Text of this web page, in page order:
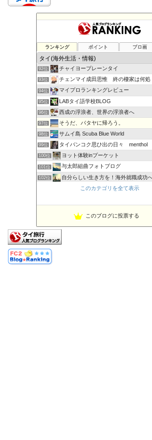
ランキング ポイント ブロ画
90位 バンコクのローカルエリア情報、サパーン
91位 30代後半夫婦のタイ移住ダラダラ日記
92位 チャイヨープレーンタイ
93位 チェンマイ成田思惟 終の棲家は何処
94位 マイプロランキングレビュー
95位 LABタイ語学校BLOG
96位 西成の浮浪者、世界の浮浪者へ
97位 そうだ、パタヤに帰ろう。
98位 サムイ島 Scuba Blue World
99位 タイバンコク思ひ出の日々 menthol
100位 ヨット体験inプーケット
101位 与太郎組曲フォトブログ
102位 自分らしい生き方を！海外就職成功
タイはトロリと甘いマンゴーの味
プンプイの「タイ・ミャンマー」ゴ
このカテゴリを全て表示
このブログに投票する